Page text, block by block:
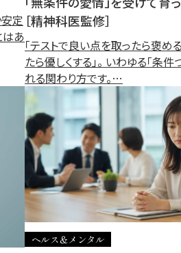
定
はあ
［精神科医監修］
「テストで良い点を取ったら褒め
たら優しくする」。 いわゆる「条
れる関わり方です。…
ヘルス＆メンタル